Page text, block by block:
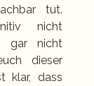
tut.
nicht
gar nicht
dieser
klar, dass